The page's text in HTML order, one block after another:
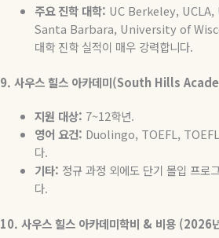
주요 진학 대학: UC Berkeley, UCLA,
Santa Barbara, University of
대학 진학 실적이 매우 강력합니다.
9. 사우스힐스 아카데미(South Hills
지원 대상: 7~12학년.
영어 요건: Duolingo, TOEFL,
다.
기타: 정규 과정 외에도 단기 몰입 프로
다.
10. 사우스힐스 아카데미학비 & 비용 (2026